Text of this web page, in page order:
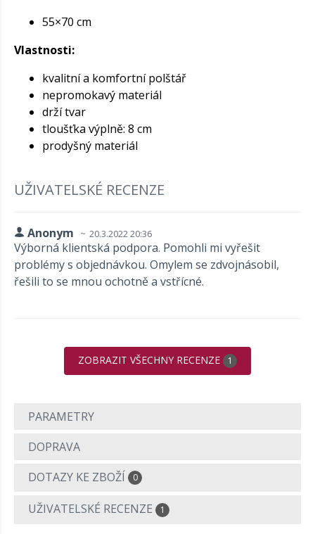
55×70 cm
Vlastnosti:
kvalitní a komfortní polštář
nepromokavý materiál
drží tvar
tloušťka výplně: 8 cm
prodyšný materiál
UŽIVATELSKÉ RECENZE
Anonym 20.3.2022 20:36
Výborná klientská podpora. Pomohli mi vyřešit
problémy s objednávkou. Omylem se zdvojnásobil,
řešili to se mnou ochotně a vstřícné.
ZOBRAZIT VŠECHNY RECENZE 1
PARAMETRY
DOPRAVA
DOTAZY KE ZBOŽÍ
0
UŽIVATELSKÉ RECENZE 1